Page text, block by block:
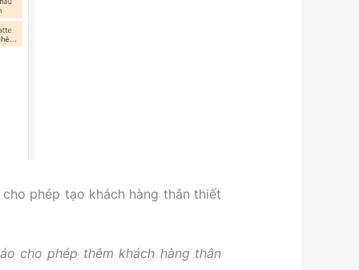
phép tạo khách hàng thân thiết
cho phép thêm khách hàng thân